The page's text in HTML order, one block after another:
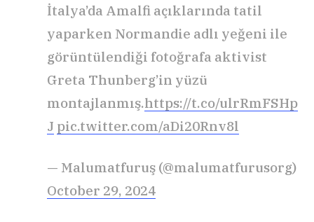
İtalya’da Amalfi açıklarında tatil
yaparken Normandie adlı yeğeni ile
görüntülendiği fotoğrafa aktivist
Greta Thunberg’in yüzü
montajlanmış.https://t.co/ulrRmFSHp
J pic.twitter.com/aDi20Rnv8l
— Malumatfuruş (@malumatfurusorg)
October 29, 2024